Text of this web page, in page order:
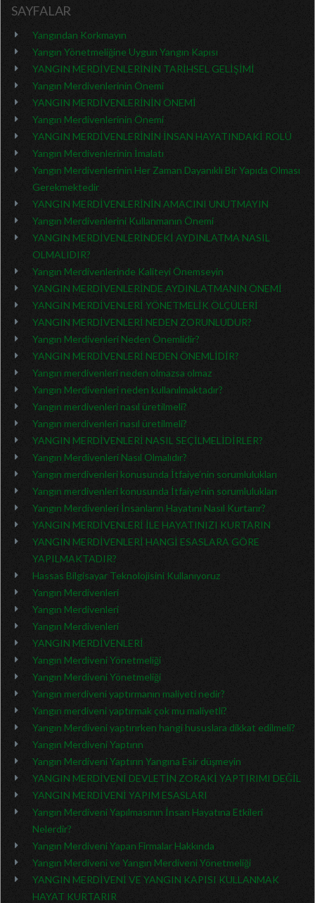
SAYFALAR
Yangından Korkmayın
Yangın Yönetmeliğine Uygun Yangın Kapısı
YANGIN MERDİVENLERİNİN TARİHSEL GELİŞİMİ
Yangın Merdivenlerinin Önemi
YANGIN MERDİVENLERİNİN ÖNEMİ
Yangın Merdivenlerinin Önemi
YANGIN MERDİVENLERİNİN İNSAN HAYATINDAKİ ROLÜ
Yangın Merdivenlerinin İmalatı
Yangın Merdivenlerinin Her Zaman Dayanıklı Bir Yapıda Olması
Gerekmektedir
YANGIN MERDİVENLERİNİN AMACINI UNUTMAYIN
Yangın Merdivenlerini Kullanmanın Önemi
YANGIN MERDİVENLERİNDEKİ AYDINLATMA NASIL
OLMALIDIR?
Yangın Merdivenlerinde Kaliteyi Önemseyin
YANGIN MERDİVENLERİNDE AYDINLATMANIN ÖNEMİ
YANGIN MERDİVENLERİ YÖNETMELİK ÖLÇÜLERİ
YANGIN MERDİVENLERİ NEDEN ZORUNLUDUR?
Yangın Merdivenleri Neden Önemlidir?
YANGIN MERDİVENLERİ NEDEN ÖNEMLİDİR?
Yangın merdivenleri neden olmazsa olmaz
Yangın Merdivenleri neden kullanılmaktadır?
Yangın merdivenleri nasıl üretilmeli?
Yangın merdivenleri nasıl üretilmeli?
YANGIN MERDİVENLERİ NASIL SEÇİLMELİDİRLER?
Yangın Merdivenleri Nasıl Olmalıdır?
Yangın merdivenleri konusunda İtfaiye’nin sorumlulukları
Yangın merdivenleri konusunda İtfaiye’nin sorumlulukları
Yangın Merdivenleri İnsanların Hayatını Nasıl Kurtarır?
YANGIN MERDİVENLERİ İLE HAYATINIZI KURTARIN
YANGIN MERDİVENLERİ HANGİ ESASLARA GÖRE
YAPILMAKTADIR?
Hassas Bilgisayar Teknolojisini Kullanıyoruz
Yangın Merdivenleri
Yangın Merdivenleri
Yangın Merdivenleri
YANGIN MERDİVENLERİ
Yangın Merdiveni Yönetmeliği
Yangın Merdiveni Yönetmeliği
Yangın merdiveni yaptırmanın maliyeti nedir?
Yangın merdiveni yaptırmak çok mu maliyetli?
Yangın Merdiveni yaptırırken hangi hususlara dikkat edilmeli?
Yangın Merdiveni Yaptırın
Yangın Merdiveni Yaptırın Yangına Esir düşmeyin
YANGIN MERDİVENİ DEVLETİN ZORAKİ YAPTIRIMI DEĞİL
YANGIN MERDİVENİ YAPIM ESASLARI
Yangın Merdiveni Yapılmasının İnsan Hayatına Etkileri
Nelerdir?
Yangın Merdiveni Yapan Firmalar Hakkında
Yangın Merdiveni ve Yangın Merdiveni Yönetmeliği
YANGIN MERDİVENİ VE YANGIN KAPISI KULLANMAK
HAYAT KURTARIR